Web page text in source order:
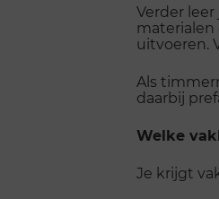
Verder
materialen
uitvoeren.
Als
daarbij
Welke
Je krijgt